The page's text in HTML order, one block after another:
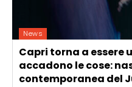
News
Capri torna a essere
accadono le cose:
contemporanea del